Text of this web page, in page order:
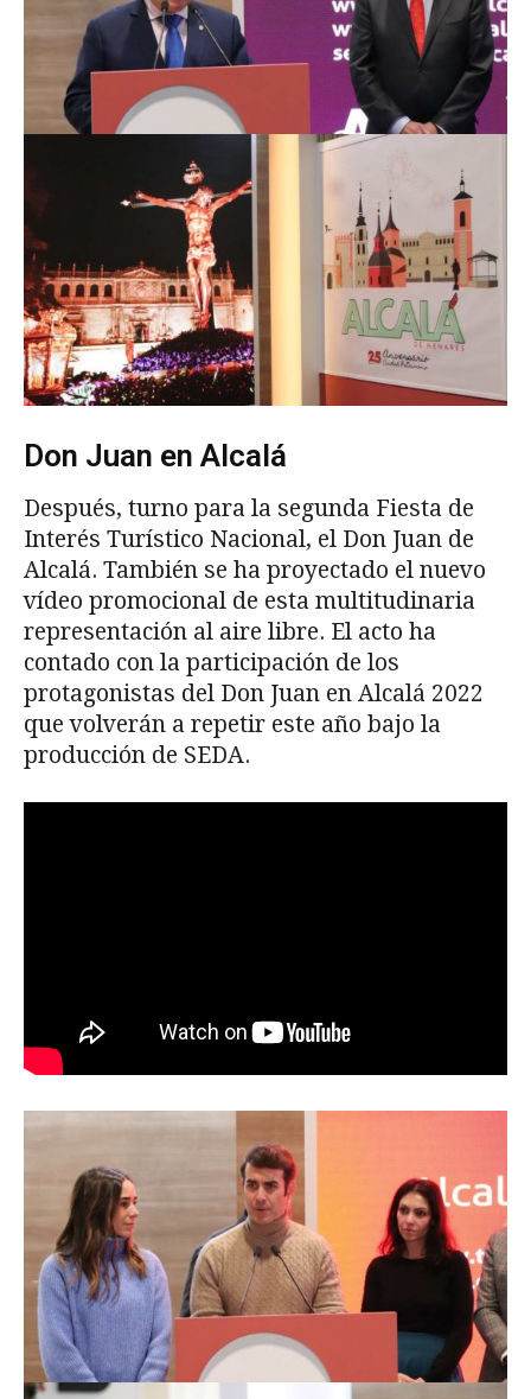
Don Juan en Alcalá
Después, turno para la segunda Fiesta de
Interés Turístico Nacional, el Don Juan de
Alcalá. También se ha proyectado el nuevo
vídeo promocional de esta multitudinaria
representación al aire libre. El acto ha
contado con la participación de los
protagonistas del Don Juan en Alcalá 2022
que volverán a repetir este año bajo la
producción de SEDA.